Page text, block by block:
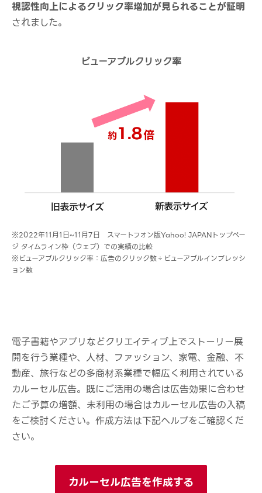
視認性向上によるクリック率増加が見られることが証明
されました。
ビューアブルクリック率
※2022年11月1日~11月7日 スマートフォン版Yahoo! JAPANトップペー
ジ タイムライン枠（ウェブ）での実績の比較
※ビューアブルクリック率：広告のクリック数÷ビューアブルインプレッシ
ョン数
電子書籍やアプリなどクリエイティブ上でストーリー展
開を行う業種や、人材、ファッション、家電、金融、不
動産、旅行などの多商材系業種で幅広く利用されている
カルーセル広告。既にご活用の場合は広告効果に合わせ
たご予算の増額、未利用の場合はカルーセル広告の入稿
をご検討ください。作成方法は下記ヘルプをご確認くだ
さい。
カルーセル広告を作成する